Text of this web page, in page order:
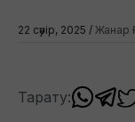
22 сәуір, 2025 / Жанар
Тарату: